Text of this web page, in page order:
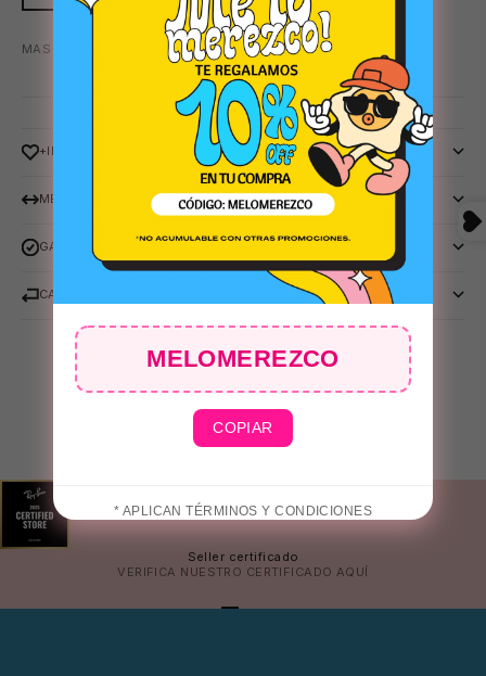
MAS COLORES DISPONIBLES:GRIS
+INFO
MEDIDAS
GARANTIA PRADA
CAMBIOS Y DEVOLUCIONES
MELOMEREZCO
COPIAR
* APLICAN TÉRMINOS Y CONDICIONES
Seller certificado
VERIFICA NUESTRO CERTIFICADO AQUÍ
⛱️
🧴